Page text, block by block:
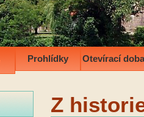
Prohlídky Otevírací doba
Z